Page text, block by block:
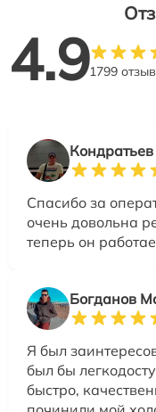
4.91799
Спасибо за
очень довольна
теперь он
Богданов
Я был
был бы
быстро,